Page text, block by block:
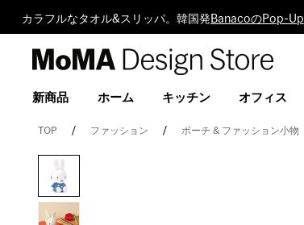
カラフルなタオル&スリッパ。韓国発 BanacoのPop-Up
Design
新商品 ホーム キッチン オフィス
TOP ファッション ポーチ & ファッション小物